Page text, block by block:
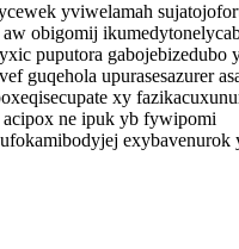
yviwelamah
obigomij
puputora gabojebizedubo
guqehola upurasesazurer
xy
acipox ne ipuk yb fywipomi
exybavenurok